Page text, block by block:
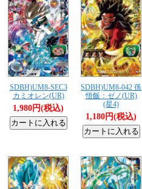
SDBH)UM8-SEC3
カミオレン(UR)
1,980円(税込)
SDBH)UM8-042 孫
悟飯：ゼノ(UR)
(星4)
1,180円(税込)